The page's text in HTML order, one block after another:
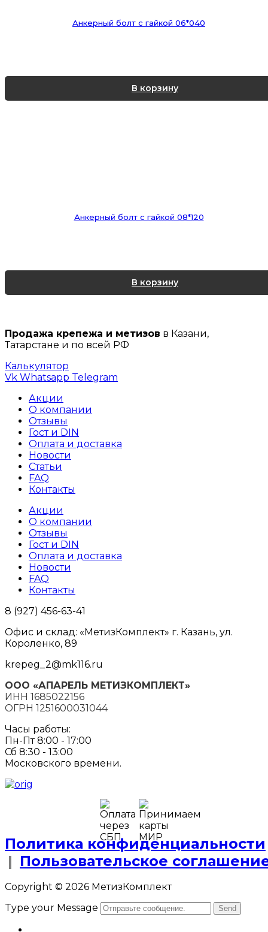
Анкерный болт с гайкой 06*040
В корзину
Анкерный болт с гайкой 08*120
В корзину
Продажа крепежа и метизов в Казани,
Татарстане и по всей РФ
Калькулятор
Vk Whatsapp Telegram
Акции
О компании
Отзывы
Гост и DIN
Оплата и доставка
Новости
Статьи
FAQ
Контакты
Акции
О компании
Отзывы
Гост и DIN
Оплата и доставка
Новости
FAQ
Контакты
8 (927) 456-63-41
Офис и склад: «МетизКомплект» г. Казань, ул.
Короленко, 89
krepeg_2@mk116.ru
ООО «АПАРЕЛЬ МЕТИЗКОМПЛЕКТ»
ИНН 1685022156
ОГРН 1251600031044
Часы работы:
Пн-Пт 8:00 - 17:00
Сб 8:30 - 13:00
Московского времени.
Политика конфиденциальности
| Пользовательское
Copyright © 2026 МетизКомплект
Type your Message
Send